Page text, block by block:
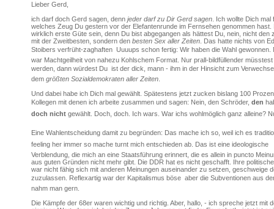
Lieber Gerd,
ich darf doch Gerd sagen, denn jeder darf zu Dir Gerd sagen . Ich wollte Dich mal
welches Zeug Du gestern vor der Elefantenrunde im Fernsehen genommen hast.
wirklich erste Güte sein, denn Du bist abgegangen als hättest Du, nein, nicht den
mit der Zweitbesten, sondern den besten Sex aller Zeiten . Das hatte nichts von
Stoibers verfrüht-zaghaften  Uuuups schon fertig: Wir haben die Wahl gewonnen.
war Machtgeilheit von nahezu Kohlschem Format. Nur prall-bildfüllender
werden, dann würdest Du  ist der dick, mann - ihm in der Hinsicht zum
dem größten Sozialdemokraten aller Zeiten
Und dabei habe ich Dich mal gewählt. Spätestens jetzt zucken bislang 100
Kollegen mit denen ich arbeite zusammen und sagen: Nein, den Schröder, den
doch nicht gewählt. Doch, doch. Ich wars. War ichs wohlmöglich ganz alleine?
Eine Wahlentscheidung damit zu begründen: Das mache ich so, weil ich es
feeling her immer so mache turnt mich entschieden ab. Das ist eine ideologische
Verblendung, die mich an eine Staatsführung erinnert, die es allein in puncto
aus guten Gründen nicht mehr gibt. Die DDR hat es nicht geschafft. Ihre
war nicht fähig sich mit anderen Meinungen auseinander zu setzen, geschweige
zuzulassen. Reflexartig war der Kapitalismus böse  aber die Subventionen aus
nahm man gern.
Die Kämpfe der 68er waren wichtig und richtig. Aber, hallo, - ich spreche jetzt mit